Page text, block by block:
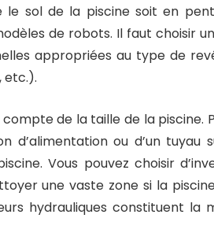
le sol de la piscine soit en
de robots. Il faut choisir
appropriées au type de
etc.).
de la taille de la piscine.
d’alimentation ou d’un
Vous pouvez choisir
une vaste zone si la
hydrauliques constituent la